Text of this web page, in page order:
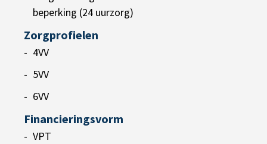
beperking (24 uurzorg)
Zorgprofielen
4VV
5VV
6VV
Financieringsvorm
VPT